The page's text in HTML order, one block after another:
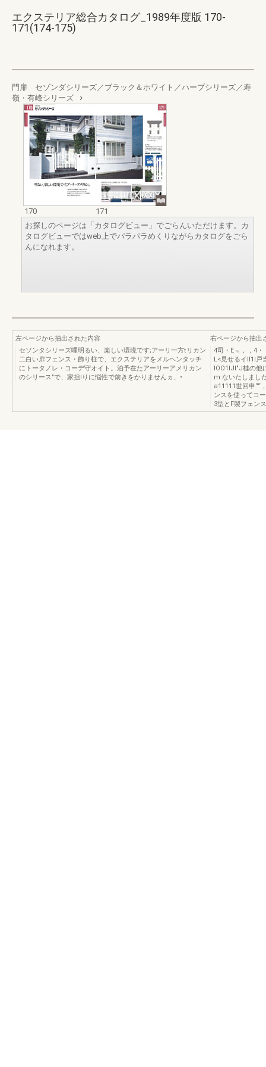
エクステリア総合カタログ_1989年度版 170-
171(174-175)
門扉 セゾンダシリーズ／ブラック＆ホワイト／ハープシリーズ／寿
嶺・有峰シリーズ
170
171
お探しのページは「カタログビュー」でごらんいただけます。カ
タログビューではweb上でパラパラめくりながらカタログをごら
んになれます。
左ページから抽出された内容
セソンタシリーズ哩明るい、楽しい環境です;アーリ一方tリカン
二白い扉フェンス・飾り柱で、エクステリアをメルヘンタッチ
にトータノレ・コーデ守オイト。泊予在たアーリーアメリカン
のシリース"で、家担lりに悩性で前きをかりませんヵ、•
右ページから抽出
4司・E﹃，，4
L<見せるイll1l戸
lOO1lJI"J桂の他
m:ないたしまし
a11111世回申““
ンスを使ってコ
3型とF製フェンス